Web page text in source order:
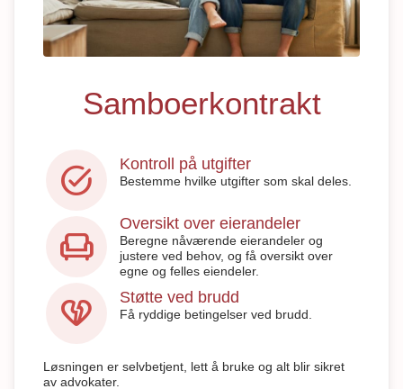
Samboerkontrakt
task_alt Kontroll på utgifter
Bestemme hvilke utgifter som skal deles.
chair
Oversikt over eierandeler
Beregne nåværende eierandeler og
justere ved behov, og få oversikt over
egne og felles eiendeler.
heart_broken Støtte ved brudd
Få ryddige betingelser ved brudd.
Løsningen er selvbetjent, lett å bruke og alt blir sikret
av advokater.